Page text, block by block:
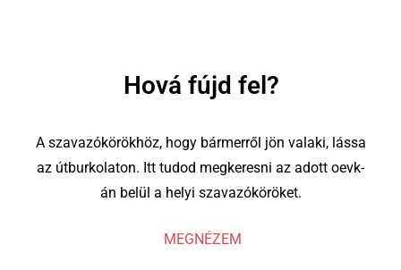
Hová fújd fel?
A szavazókörökhöz, hogy bármerről jön valaki, lássa
az útburkolaton. Itt tudod megkeresni az adott oevk-
án belül a helyi szavazóköröket.
MEGNÉZEM